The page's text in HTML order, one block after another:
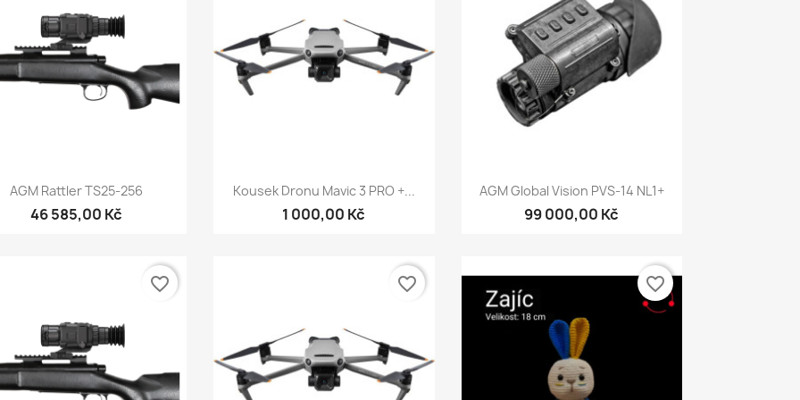
Rychlý náhled
AGM Rattler TS25-256
46 585,00 Kč
Rychlý náhled
Kousek Dronu Mavic 3 PRO +...
1 000,00 Kč
Rychlý náhled
AGM Global Vision PVS-14 NL1+
99 000,00 Kč
favorite_border favorite_border favorite_border